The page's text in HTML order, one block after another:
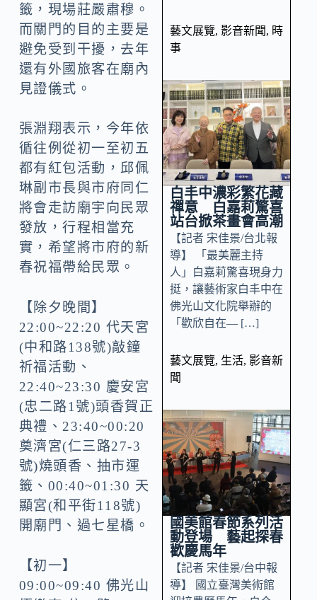
籤，現場莊嚴肅穆。
而關門的目的主要是
避免受到干擾，去年
還有外國旅客在廟內
見證儀式。
張淵翔表示，今年依
循往例從初一至初五
都有紅包活動，邱佩
琳副市長與市府同仁
將會走訪廟宇向民眾
發放，行程相當充
實，希望將市府的新
春祝福帶給民眾。
【除夕晚間】
22:00~22:20 代天宮
(中和路138號)敲鐘
祈福活動、
22:40~23:30 慶安宮
(忠二路1號)頭香賀正
典禮、23:40~00:20
奠濟宮(仁三路27-3
號)燒頭香、抽市運
籤、00:40~01:30 天
顯宮(和平街118號)
開廟門、過七星橋。
【初一】
09:00~09:40 佛光山
藝文展覽, 影音新聞, 時
事
白丰中濃彩繁花藏
禪意 白嘉莉驚喜
站台掀茶畫會高潮
【記者 宋佳景/台北報
導】 「最美麗主持
人」白嘉莉驚喜現身力
挺，讓藝術家白丰中在
佛光山文化院舉辦的
「歡欣自在— […]
藝文展覽, 生活, 影音新
聞
國美館春節系列活
動登場 藝起探春
歡慶馬年
【記者 宋佳景/台中報
導】 國立臺灣美術館